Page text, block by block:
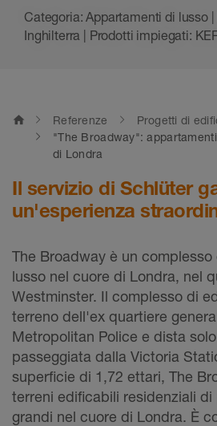
Categoria: Appartamenti di lusso
Inghilterra | Prodotti impiegati:
home Referenze
Progetti di
"The Broadway":
di Londra
Il servizio di Schlüter
un'esperienza
The Broadway è un
lusso nel cuore di Londra, nel
Westminster. Il complesso di
terreno dell'ex quartiere
Metropolitan Police e dista
passeggiata dalla Victoria
superficie di 1,72 ettari, The
terreni edificabili residenziali di
grandi nel cuore di Londra. È